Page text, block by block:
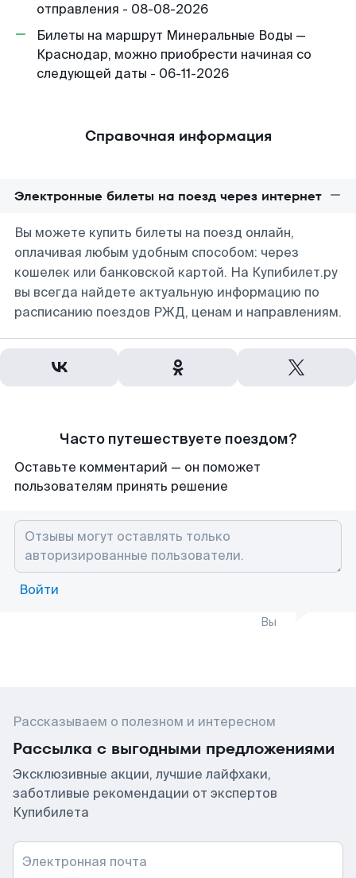
отправления - 08-08-2026
Билеты на маршрут Минеральные Воды —
Краснодар, можно приобрести начиная со
следующей даты - 06-11-2026
Справочная информация
Электронные билеты на поезд через интернет
Вы можете купить билеты на поезд онлайн,
оплачивая любым удобным способом: через
кошелек или банковской картой. На Купибилет.ру
вы всегда найдете актуальную информацию по
расписанию поездов РЖД, ценам и направлениям.
Часто путешествуете поездом?
Оставьте комментарий — он поможет
пользователям принять решение
Войти
Вы
Рассказываем о полезном и интересном
Рассылка с выгодными предложениями
Эксклюзивные акции, лучшие лайфхаки,
заботливые рекомендации от экспертов
Купибилета
Электронная почта